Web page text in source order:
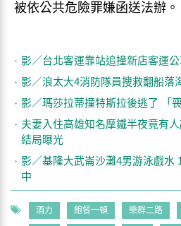
被依公共危險罪嫌函送法辦。
影／台北客運靠站追撞新店客運
影／浪太大4消防隊員搜救翻船落
影／瑪莎拉蒂撞特斯拉後逃了 「
夫妻入住高雄知名摩鐵半夜竟有
結局曝光
影／基隆大武崙沙灘4男游泳戲水
中
酒力 飽餐一頓 樂群二路